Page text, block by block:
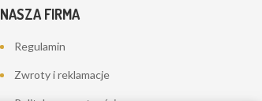
NASZA FIRMA
Regulamin
Zwroty i reklamacje